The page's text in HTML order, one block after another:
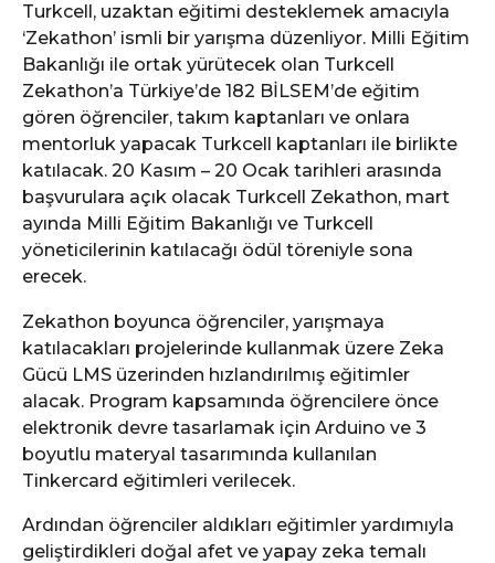
Turkcell, uzaktan eğitimi desteklemek amacıyla
‘Zekathon’ ismli bir yarışma düzenliyor. Milli Eğitim
Bakanlığı ile ortak yürütecek olan Turkcell
Zekathon’a Türkiye’de 182 BİLSEM’de eğitim
gören öğrenciler, takım kaptanları ve onlara
mentorluk yapacak Turkcell kaptanları ile birlikte
katılacak. 20 Kasım – 20 Ocak tarihleri arasında
başvurulara açık olacak Turkcell Zekathon, mart
ayında Milli Eğitim Bakanlığı ve Turkcell
yöneticilerinin katılacağı ödül töreniyle sona
erecek.
Zekathon boyunca öğrenciler, yarışmaya
katılacakları projelerinde kullanmak üzere Zeka
Gücü LMS üzerinden hızlandırılmış eğitimler
alacak. Program kapsamında öğrencilere önce
elektronik devre tasarlamak için Arduino ve 3
boyutlu materyal tasarımında kullanılan
Tinkercard eğitimleri verilecek.
Ardından öğrenciler aldıkları eğitimler yardımıyla
geliştirdikleri doğal afet ve yapay zeka temalı